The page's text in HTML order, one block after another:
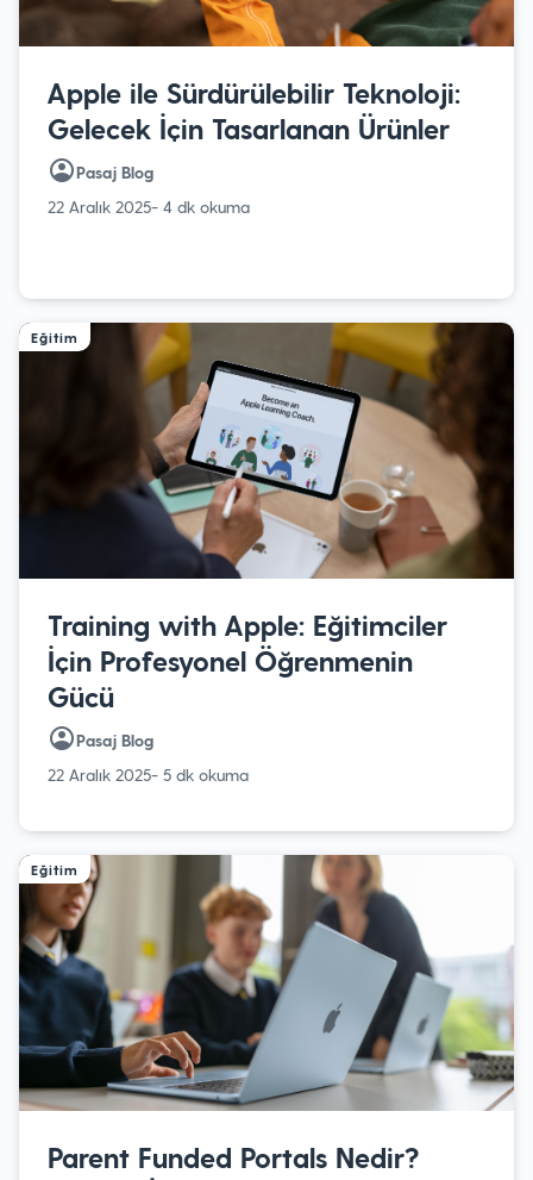
Apple ile Sürdürülebilir Teknoloji:
Gelecek İçin Tasarlanan Ürünler
Pasaj Blog
22 Aralık 2025- 4 dk okuma
Eğitim
Training with Apple: Eğitimciler
İçin Profesyonel Öğrenmenin
Gücü
Pasaj Blog
22 Aralık 2025- 5 dk okuma
Eğitim
Parent Funded Portals Nedir?